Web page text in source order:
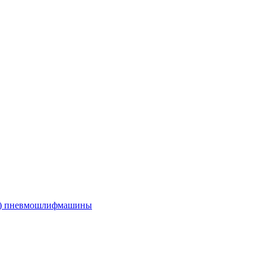
пневмошлифмашины